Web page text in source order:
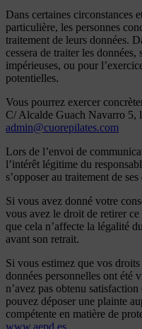
Dans certaines circonstances
particulière, les personnes
traitement de leurs données.
cessera de traiter les
impérieuses, ou pour
potentielles.
Vous pourrez exercer
C/ Alcalde Guach Navarro 5,
admin@cuorepilates.com
Lors de l’envoi de
l’intérêt légitime du
s’opposer au traitement de
Si vous avez donné votre
vous avez le droit de retirer
que cela n’affecte la légalité
avant son retrait.
Si vous estimez que vos
données personnelles ont été
n’avez pas obtenu
pouvez déposer une plainte
compétente en matière de
www.aepd.es.